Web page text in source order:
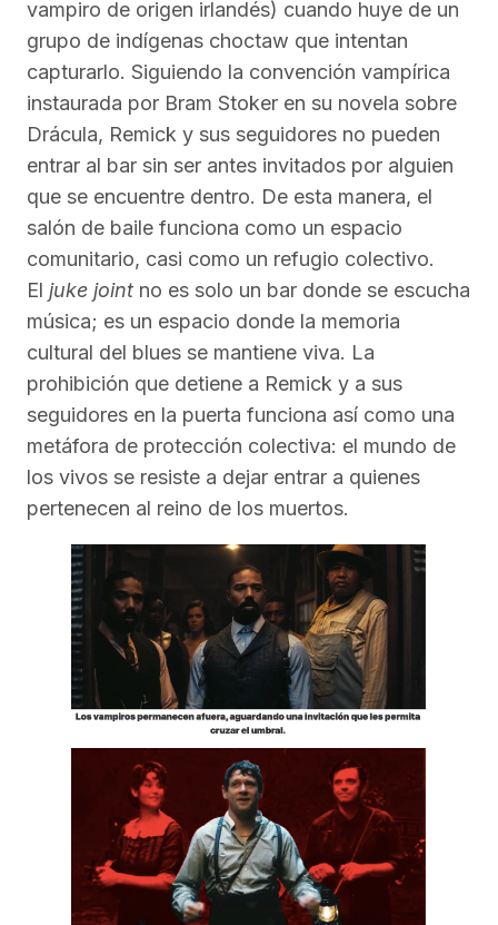
vampiro de origen irlandés) cuando huye de un
grupo de indígenas choctaw que intentan
capturarlo. Siguiendo la convención vampírica
instaurada por Bram Stoker en su novela sobre
Drácula, Remick y sus seguidores no pueden
entrar al bar sin ser antes invitados por alguien
que se encuentre dentro. De esta manera, el
salón de baile funciona como un espacio
comunitario, casi como un refugio colectivo.
El juke joint no es solo un bar donde se escucha
música; es un espacio donde la memoria
cultural del blues se mantiene viva. La
prohibición que detiene a Remick y a sus
seguidores en la puerta funciona así como una
metáfora de protección colectiva: el mundo de
los vivos se resiste a dejar entrar a quienes
pertenecen al reino de los muertos.